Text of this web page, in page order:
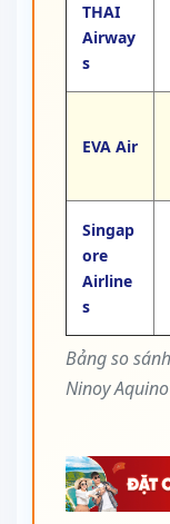
Bảng so
Ninoy
THAI
Airway
s
EVA Air
Singap
ore
Airline
s